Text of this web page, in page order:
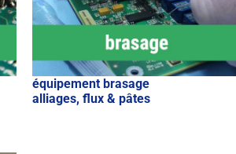
équipement brasage
alliages, flux & pâtes